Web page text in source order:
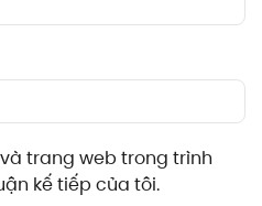
trang web trong trình
kế tiếp của tôi.